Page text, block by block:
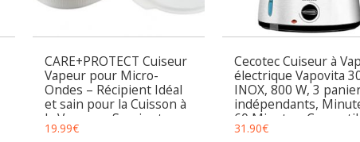
CARE+PROTECT Cuiseur
Vapeur pour Micro-
Ondes – Récipient Idéal
et sain pour la Cuisson à
la Vapeur – Servir et
Conserver – Sans BPA –
19.99€
Cecotec Cuiseur à
électrique Vapovita
INOX, 800 W, 3
indépendants,
60 Minutes,
Lave-Vaisselle.
31.90€